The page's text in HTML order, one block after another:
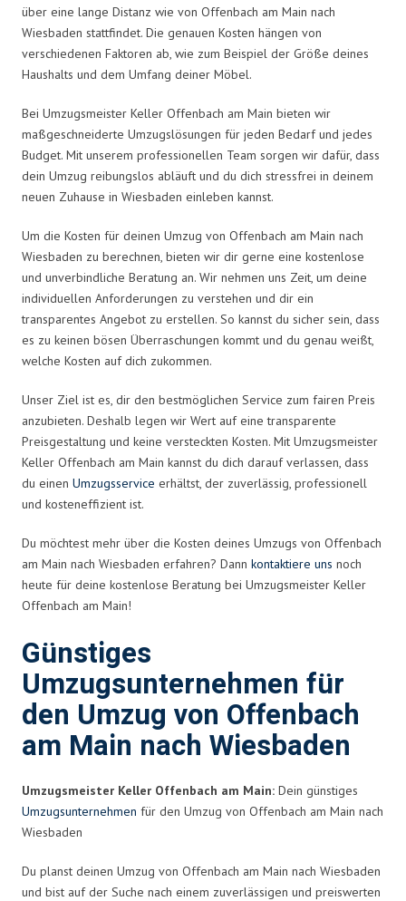
über eine lange Distanz wie von Offenbach am Main nach
Wiesbaden stattfindet. Die genauen Kosten hängen von
verschiedenen Faktoren ab, wie zum Beispiel der Größe deines
Haushalts und dem Umfang deiner Möbel.
Bei Umzugsmeister Keller Offenbach am Main bieten wir
maßgeschneiderte Umzugslösungen für jeden Bedarf und jedes
Budget. Mit unserem professionellen Team sorgen wir dafür, dass
dein Umzug reibungslos abläuft und du dich stressfrei in deinem
neuen Zuhause in Wiesbaden einleben kannst.
Um die Kosten für deinen Umzug von Offenbach am Main nach
Wiesbaden zu berechnen, bieten wir dir gerne eine kostenlose
und unverbindliche Beratung an. Wir nehmen uns Zeit, um deine
individuellen Anforderungen zu verstehen und dir ein
transparentes Angebot zu erstellen. So kannst du sicher sein, dass
es zu keinen bösen Überraschungen kommt und du genau weißt,
welche Kosten auf dich zukommen.
Unser Ziel ist es, dir den bestmöglichen Service zum fairen Preis
anzubieten. Deshalb legen wir Wert auf eine transparente
Preisgestaltung und keine versteckten Kosten. Mit Umzugsmeister
Keller Offenbach am Main kannst du dich darauf verlassen, dass
du einen Umzugsservice erhältst, der zuverlässig, professionell
und kosteneffizient ist.
Du möchtest mehr über die Kosten deines Umzugs von Offenbach
am Main nach Wiesbaden erfahren? Dann kontaktiere uns noch
heute für deine kostenlose Beratung bei Umzugsmeister Keller
Offenbach am Main!
Günstiges
Umzugsunternehmen für
den Umzug von Offenbach
am Main nach Wiesbaden
Umzugsmeister Keller Offenbach am Main: Dein günstiges
Umzugsunternehmen für den Umzug von Offenbach am Main nach
Wiesbaden
Du planst deinen Umzug von Offenbach am Main nach Wiesbaden
und bist auf der Suche nach einem zuverlässigen und preiswerten